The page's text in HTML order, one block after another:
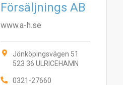
Försäljnings AB
www.a-h.se
Jönköpingsvägen 51
523 36 ULRICEHAMN
0321-27660